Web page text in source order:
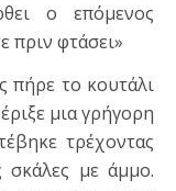
ο επόμενος
πριν φτάσει»
πήρε το κουτάλι
μια γρήγορη
τρέχοντας
σκάλες με άμμο.